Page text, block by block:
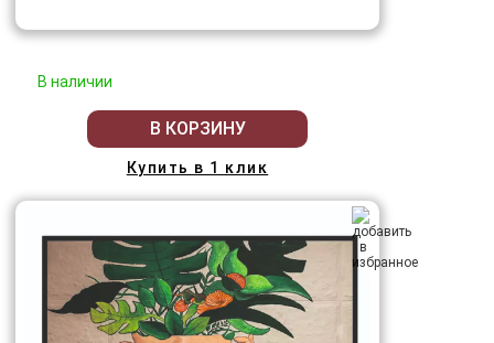
В наличии
В КОРЗИНУ
Купить в 1 клик